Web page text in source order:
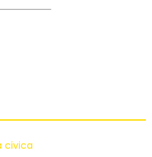
civica